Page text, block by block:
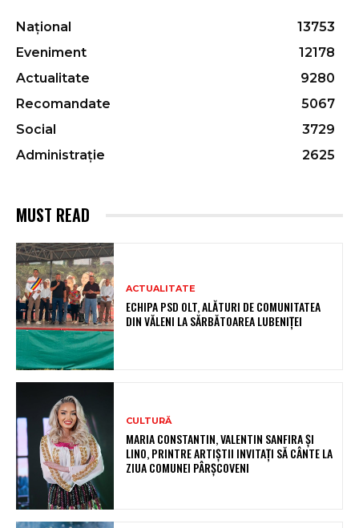
Național
13753
Eveniment
12178
Actualitate
9280
Recomandate
5067
Social
3729
Administrație
2625
MUST READ
ACTUALITATE
ECHIPA PSD OLT, ALĂTURI DE COMUNITATEA
DIN VĂLENI LA SĂRBĂTOAREA LUBENIȚEI
CULTURĂ
MARIA CONSTANTIN, VALENTIN SANFIRA ȘI
LINO, PRINTRE ARTIȘTII INVITAȚI SĂ CÂNTE LA
ZIUA COMUNEI PÂRȘCOVENI